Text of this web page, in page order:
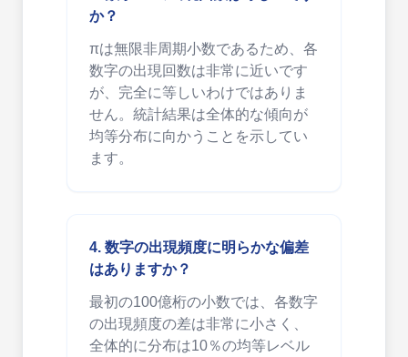
か？
πは無限非周期小数であるため、各
数字の出現回数は非常に近いです
が、完全に等しいわけではありま
せん。統計結果は全体的な傾向が
均等分布に向かうことを示してい
ます。
4. 数字の出現頻度に明らかな偏差
はありますか？
最初の100億桁の小数では、各数字
の出現頻度の差は非常に小さく、
全体的に分布は10％の均等レベル